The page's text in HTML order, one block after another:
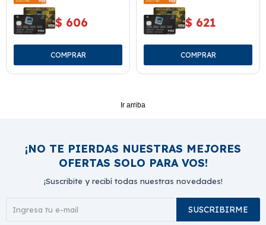
$ 606 $ 621
Ir arriba
¡NO TE PIERDAS NUESTRAS MEJORES
OFERTAS SOLO PARA VOS!
¡Suscribite y recibí todas nuestras novedades!
SUSCRIBIRME